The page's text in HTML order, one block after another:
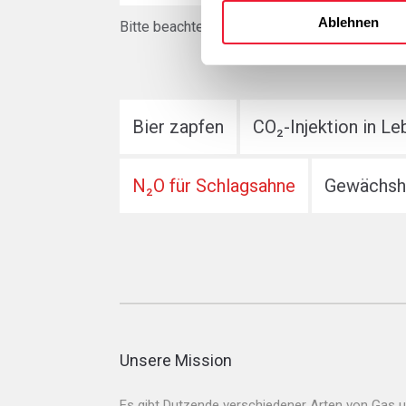
Ablehnen
Bitte beachten Sie, dass die Verwendung
Bier zapfen CO₂-Injektion in
N₂O für Schlagsahne
Unsere Mission